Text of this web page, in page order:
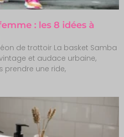
: les 8 idées à
de trottoir La basket Samba
et audace urbaine,
prendre une ride,